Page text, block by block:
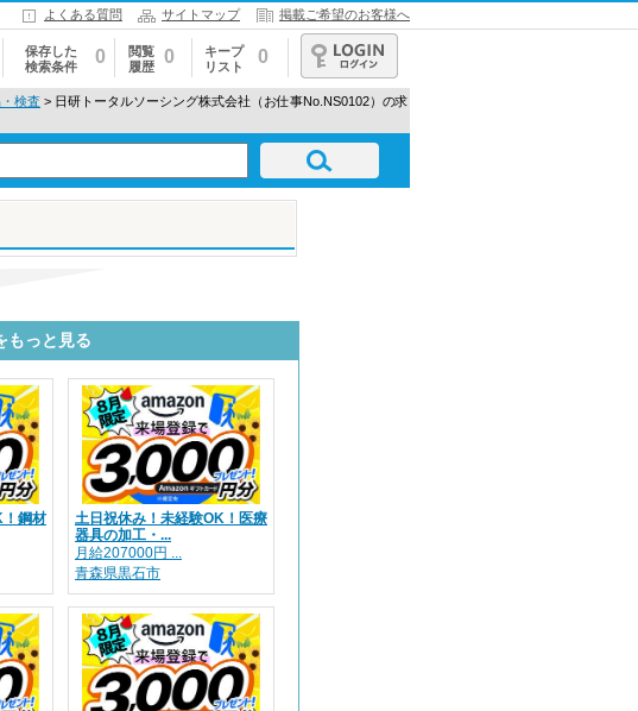
よくある質問 サイトマップ 掲載ご希望のお客様へ
保存した
検索条件
0
閲覧
履歴
0
キープ
リスト
0
ログイン
検査 > 日研トータルソーシング株式会社（お仕事No.NS0102）の求
もっと見る
！鋼材
土日祝休み！未経験OK！医療
器具の加工・...
月給207000円 ...
青森県黒石市